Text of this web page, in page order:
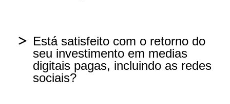
Não meço
Não
Está satisfeito com o retorno do
seu investimento em medias
digitais pagas, incluindo as redes
sociais?